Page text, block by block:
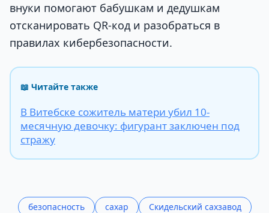
внуки помогают бабушкам и дедушкам
отсканировать QR-код и разобраться в
правилах кибербезопасности.
📖 Читайте также
В Витебске сожитель матери убил 10-
месячную девочку: фигурант заключен под
стражу
безопасность сахар Скидельский сахзавод